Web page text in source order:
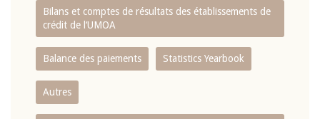
Bilans et comptes de résultats des établissements de
crédit de l‘UMOA
Balance des paiements Statistics Yearbook
Autres